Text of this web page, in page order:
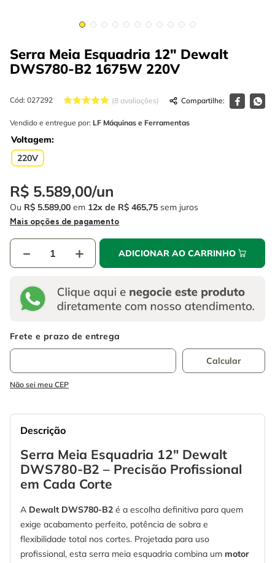
Serra Meia Esquadria 12" Dewalt
DWS780-B2 1675W 220V
Cód: 027292 8 avaliações
Vendido e entregue por: LF Máquinas e Ferramentas
Voltagem
220V
R$ 5.589,00/un
Ou R$ 5.589,00 em 12 R$ 465,75 sem juros
Mais opções de pagamento
＋
－ ADICIONAR AO CARRINHO
Não sei meu CEP
Descrição
Serra Meia Esquadria 12" Dewalt
DWS780-B2 – Precisão Profissional
em Cada Corte
A Dewalt DWS780-B2 é a escolha definitiva para quem
exige acabamento perfeito, potência de sobra e
flexibilidade total nos cortes. Projetada para uso
profissional, esta serra meia esquadria combina um motor
serra copo
8º chave impacto
10º disco corte
º fio
º serra copo
º chave impacto
º cabo flexivel
disco corte